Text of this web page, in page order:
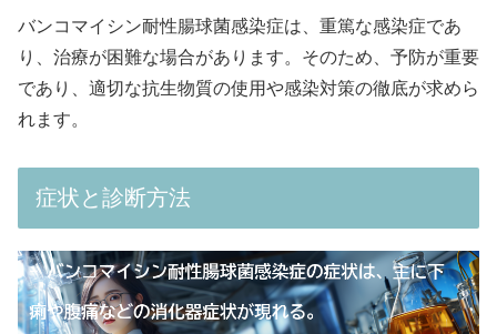
バンコマイシン耐性腸球菌感染症は、重篤な感染症であ
り、治療が困難な場合があります。そのため、予防が重要
であり、適切な抗生物質の使用や感染対策の徹底が求めら
れます。
症状と診断方法